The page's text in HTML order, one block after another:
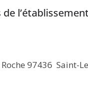
97436 Saint-